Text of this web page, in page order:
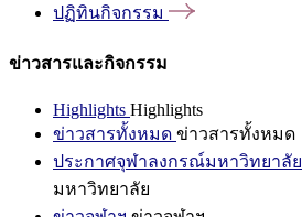
ปฏิทินกิจกรรม
ข่าวสารและกิจกรรม
Highlights Highlights
ข่าวสารทั้งหมด ข่าวสารทั้งหมด
ประกาศจุฬาลงกรณ์มหาวิทยาลัย
มหาวิทยาลัย